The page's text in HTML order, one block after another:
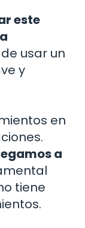
este
usar un
y
en
a
tiene